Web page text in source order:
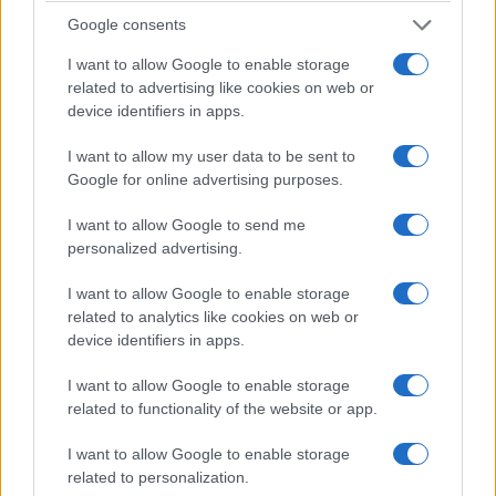
Google consents
I want to allow Google to enable storage
related to advertising like cookies on web or
device identifiers in apps.
I want to allow my user data to be sent to
Google for online advertising purposes.
I want to allow Google to send me
personalized advertising.
I want to allow Google to enable storage
related to analytics like cookies on web or
device identifiers in apps.
I want to allow Google to enable storage
related to functionality of the website or app.
I want to allow Google to enable storage
related to personalization.
ανανεώσιμες πηγές ενέργειας είναι απολύτως
απαραίτητη για το μέλλον του πλανήτη. Όμως
πρέπει να γίνει με τρόπο που να σέβεται και να
της υγείας των ορεινών μας οικοσυστημάτων,
συνεπώς κάθε απειλή για το είδος αποτελεί
απειλή για ένα ολόκληρο δίκτυο ζωής. Η μελέτη
μας δείχνει ότι υπάρχει ακόμη χρόνος να
σχεδιάσουμε σωστά, για να κερδίσουμε και το
κλίμα και τη βιοποικιλότητα.»
Σχετικά με τη μελέτη
source development threatens an umbrella